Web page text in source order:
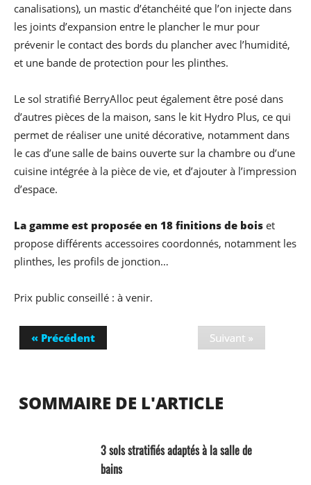
canalisations), un mastic d’étanchéité que l’on injecte dans
les joints d’expansion entre le plancher le mur pour
prévenir le contact des bords du plancher avec l’humidité,
et une bande de protection pour les plinthes.
Le sol stratifié BerryAlloc peut également être posé dans
d’autres pièces de la maison, sans le kit Hydro Plus, ce qui
permet de réaliser une unité décorative, notamment dans
le cas d’une salle de bains ouverte sur la chambre ou d’une
cuisine intégrée à la pièce de vie, et d’ajouter à l’impression
d’espace.
La gamme est proposée en 18 finitions de bois et
propose différents accessoires coordonnés, notamment les
plinthes, les profils de jonction…
Prix public conseillé : à venir.
« Précédent
SOMMAIRE DE L'ARTICLE
3 sols stratifiés adaptés à la salle de
bains